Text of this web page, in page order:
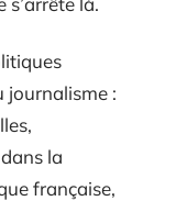
journalisme :
la
française,